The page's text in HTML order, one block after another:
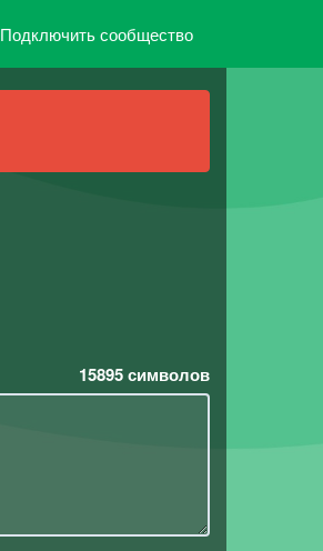
Подключить сообщество
15895символов